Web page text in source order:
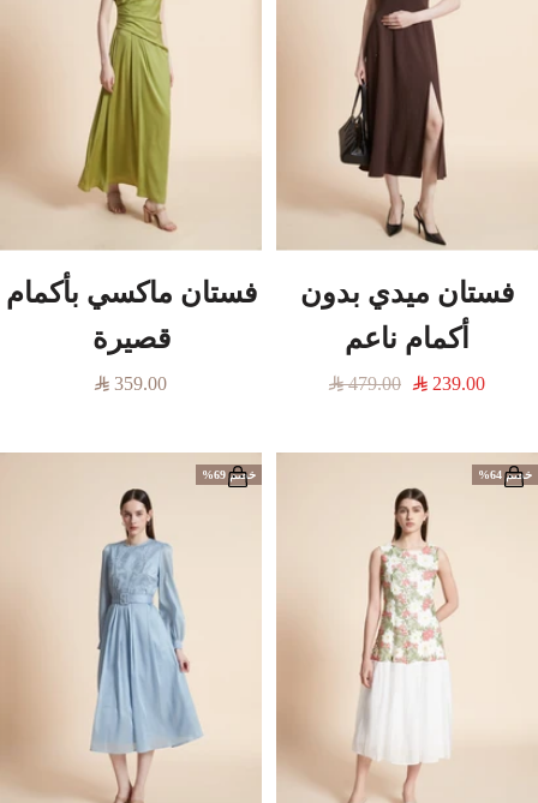
فستان ميدي بدون
أكمام ناعم
السعر
239.00
السعر
479.00
فستان ماكسي بأكمام
قصيرة
السعر
359.00
خصم 64% خصم 69%